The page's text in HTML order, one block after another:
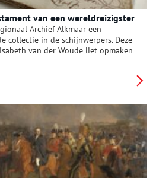
van een wereldreizigster
Archief Alkmaar een
collectie in de schijnwerpers. Deze
van der Woude liet opmaken